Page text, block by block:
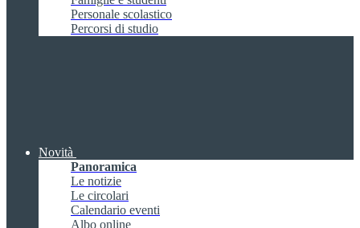
Personale scolastico
Percorsi di studio
Novità
Panoramica
Le notizie
Le circolari
Calendario eventi
Albo online